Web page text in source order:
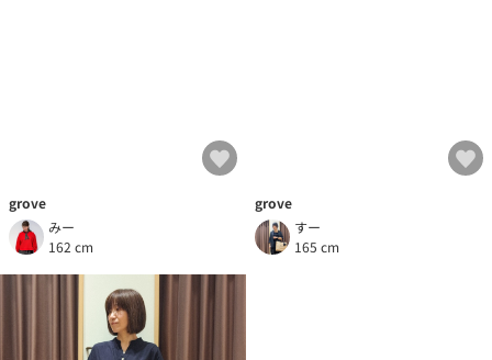
grove
みー
162 cm
grove
すー
165 cm